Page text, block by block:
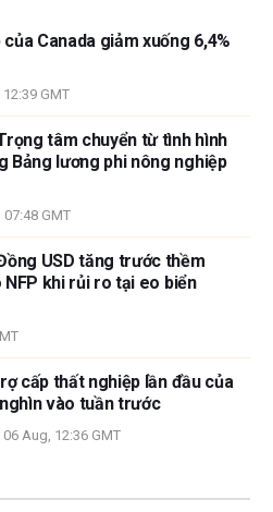
Canada giảm xuống 6,4%
12:39 GMT
tâm chuyển từ tình hình
Bảng lương phi nông nghiệp
07:48 GMT
USD tăng trước thềm
khi rủi ro tại eo biển
cấp thất nghiệp lần đầu của
vào tuần trước
06 Aug, 12:36 GMT